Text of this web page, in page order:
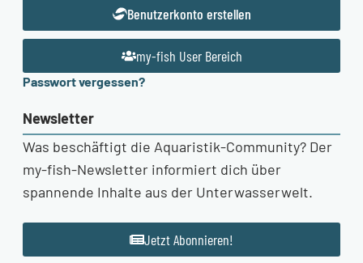
Benutzerkonto erstellen
my-fish User Bereich
Passwort vergessen?
Newsletter
Was beschäftigt die Aquaristik-Community? Der
my-fish-Newsletter informiert dich über
spannende Inhalte aus der Unterwasserwelt.
Jetzt Abonnieren!